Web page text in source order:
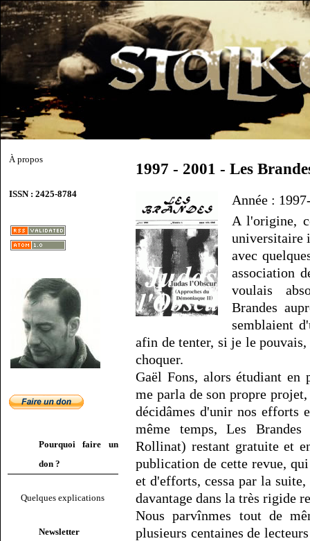
À propos
ISSN : 2425-8784
Pourquoi faire un
don ?
Quelques explications
Newsletter
1997 - 2001 - Les
Année :
A l'origine,
universitaire
avec
association
voulais
Brandes
semblaient
afin de tenter, si je le
choquer.
Gaël Fons, alors étudiant en
me parla de son propre
décidâmes d'unir nos efforts
même temps, Les
Rollinat) restant gratuite et
publication de cette revue,
et d'efforts, cessa par la
davantage dans la très rigide
Nous parvînmes tout de
plusieurs centaines de